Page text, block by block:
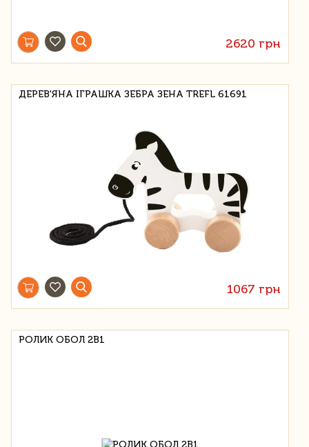
2620 грн
ДЕРЕВ'ЯНА ІГРАШКА ЗЕБРА ЗЕНА TREFL 61691
1067 грн
РОЛИК ОБОЛ 2В1